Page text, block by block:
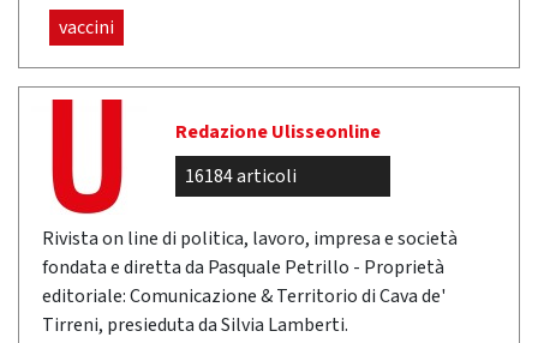
vaccini
Redazione Ulisseonline
16184 articoli
Rivista on line di politica, lavoro, impresa e società
fondata e diretta da Pasquale Petrillo - Proprietà
editoriale: Comunicazione & Territorio di Cava de'
Tirreni, presieduta da Silvia Lamberti.